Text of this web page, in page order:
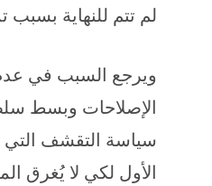
لم تتم للنهاية بسبب
ويرجع السبب في
الإصلاحات وبسط
سياسة التقشف التي
الأول لكي لا يُغرق